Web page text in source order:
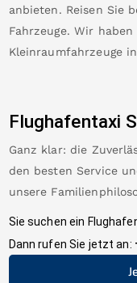
anbieten. Reisen Sie
Fahrzeuge. Wir
Kleinraumfahrzeuge in
Flughafentaxi
Ganz klar: die
den besten Service
unsere
Sie suchen ein
Dann rufen Sie jetzt an: